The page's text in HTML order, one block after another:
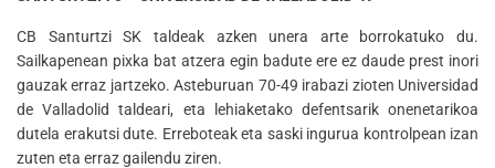
CB Santurtzi SK taldeak azken unera arte borrokatuko du.
Sailkapenean pixka bat atzera egin badute ere ez daude prest inori
gauzak erraz jartzeko. Asteburuan 70-49 irabazi zioten Universidad
de Valladolid taldeari, eta lehiaketako defentsarik onenetarikoa
dutela erakutsi dute. Erreboteak eta saski ingurua kontrolpean izan
zuten eta erraz gailendu ziren.